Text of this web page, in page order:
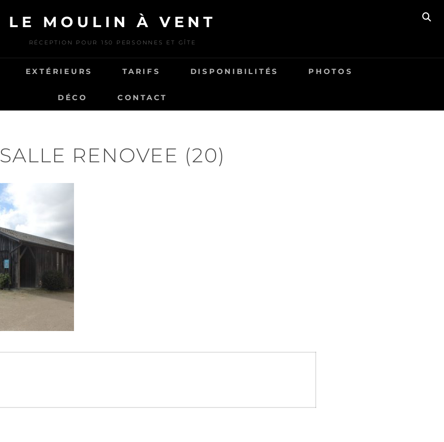
LE MOULIN À VENT
RÉCEPTION POUR 150 PERSONNES ET GÎTE
EXTÉRIEURS TARIFS DISPONIBILITÉS PHOTOS
DÉCO CONTACT
SALLE RENOVEE (20)